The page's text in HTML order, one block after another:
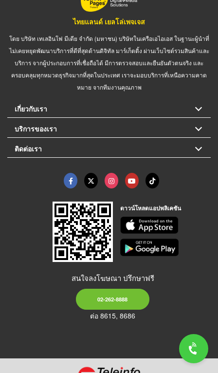
ไทยแลนด์ เยลโล่เพจเจส
โดย บริษัท เทเลอินโฟ มีเดีย จำกัด (มหาชน) บริษัทในเครือเอไอเอส ในฐานะผู้นำที่
ไม่เคยหยุดพัฒนาบริการที่ดีที่สุดด้านดิจิทัล มาร์เก็ตติ้ง ผ่านเว็บไซต์รวมสินค้าและ
บริการ จากผู้ประกอบการที่เชื่อถือได้ มีการตรวจสอบและยืนยันตัวตนจริง และ
ครอบคลุมทุกหมวดธุรกิจมากที่สุดในประเทศ เราจะมอบบริการที่เหนือความคาด
หมาย จากทีมงานคุณภาพ
เกี่ยวกับเรา
บริการของเรา
ติดต่อเรา
ดาวน์โหลดแอปพลิเคชัน
สนใจลงโฆษณา ปรึกษาฟรี
02-262-8888
ต่อ 8615, 8686